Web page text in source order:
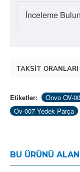
İnceleme
TAKSIT ORANLARI
Etiketler: Onvo OV-
Ov-007 Yedek Parça
BU ÜRÜNÜ